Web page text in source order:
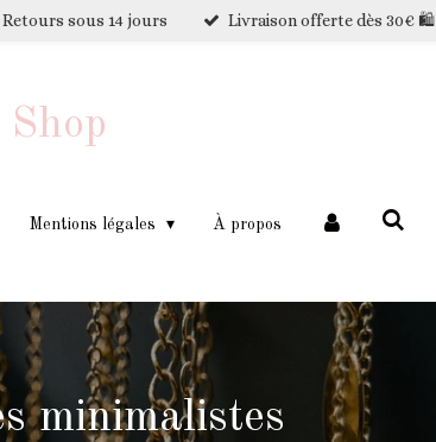
Retours sous 14 jours Livraison offerte dès 30€ 🛍️
Mentions légales À propos
minimalistes